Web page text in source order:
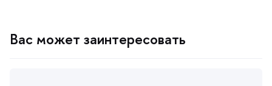
ас может заинтересовать